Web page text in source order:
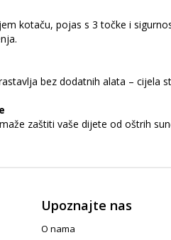
kotaču, pojas s 3 točke i
bez dodatnih alata – cijela
zaštiti vaše dijete od oštrih
Upoznajte nas
O nama